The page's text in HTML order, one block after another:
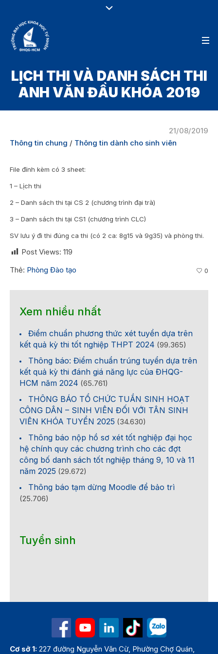
LỊCH THI VÀ DANH SÁCH THI
ANH VĂN ĐẦU KHÓA 2019
21/08/2019
Thông tin chung / Thông tin dành cho sinh viên
File đính kèm có 3 sheet:
1 – Lịch thi
2 – Danh sách thi tại CS 2 (chương trình đại trà)
3 – Danh sách thi tại CS1 (chương trình CLC)
SV lưu ý đi thi đúng ca thi (có 2 ca: 8g15 và 9g35) và phòng thi.
Post Views: 119
Thẻ: Phòng Đào tạo 0
Xem nhiều nhất
Điểm chuẩn phương thức xét tuyển dựa trên
kết quả kỳ thi tốt nghiệp THPT 2024 (99.365)
Thông báo: Điểm chuẩn trúng tuyển dựa trên
kết quả kỳ thi đánh giá năng lực của ĐHQG-
HCM năm 2024 (65.761)
THÔNG BÁO TỔ CHỨC TUẦN SINH HOẠT
CÔNG DÂN – SINH VIÊN ĐỐI VỚI TÂN SINH
VIÊN KHÓA TUYỂN 2025 (34.630)
Thông báo nộp hồ sơ xét tốt nghiệp đại học
hệ chính quy các chương trình cho các đợt
công bố danh sách tốt nghiệp tháng 9, 10 và 11
năm 2025 (29.672)
Thông báo tạm dừng Moodle để bảo trì
(25.706)
Tuyển sinh
Cơ sở 1: 227 đường Nguyễn Văn Cừ, Phường Chợ Quán,